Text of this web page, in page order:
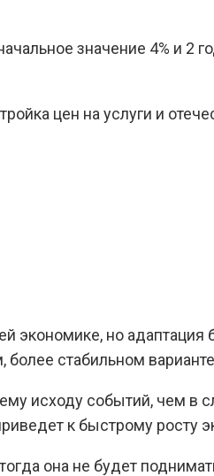
значение 4% и 2
цен на услуги и
экономике, но адаптация
стабильном
исходу событий, чем в
к быстрому росту
она не будет